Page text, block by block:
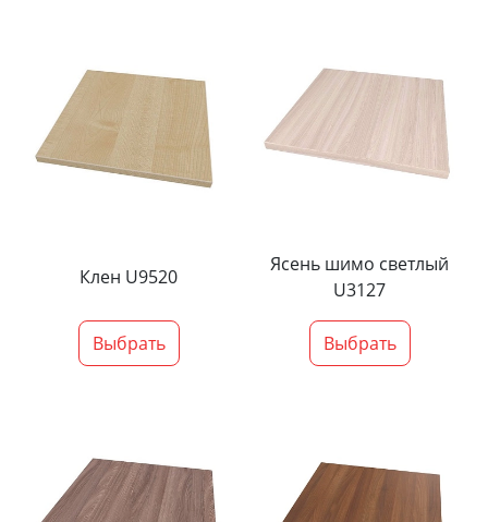
Клен U9520
Выбрать
Ясень шимо светлый
U3127
Выбрать